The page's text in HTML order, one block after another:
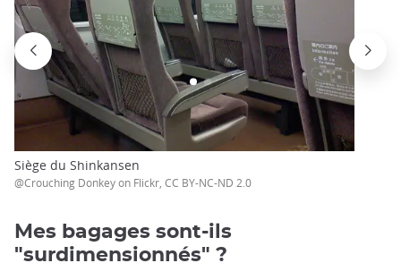
Siège du Shinkansen
@Crouching Donkey on Flickr, CC BY-NC-ND 2.0
Mes bagages sont-ils
"surdimensionnés" ?